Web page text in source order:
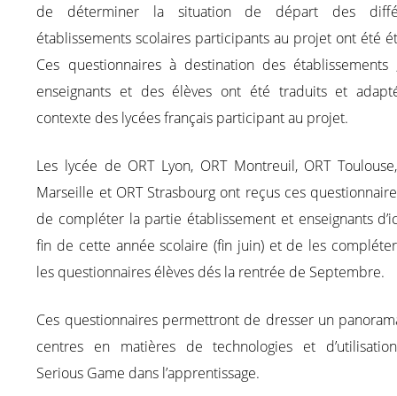
de déterminer la situation de départ des
établissements scolaires participants au projet ont été
Ces questionnaires à destination des
enseignants et des élèves ont été traduits et
contexte des lycées français participant au projet.
Les lycée de ORT Lyon, ORT Montreuil, ORT
Marseille et ORT Strasbourg ont reçus ces
de compléter la partie établissement et enseignants
fin de cette année scolaire (fin juin) et de les
les questionnaires élèves dés la rentrée de Septembre.
Ces questionnaires permettront de dresser un
centres en matières de technologies et
Serious Game dans l’apprentissage.